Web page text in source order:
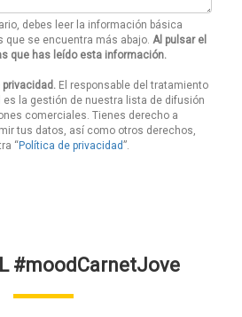
debes leer la información básica
que se encuentra más abajo. Al pulsar el
que has leído esta información.
El responsable del tratamiento
es la gestión de nuestra lista de difusión
comerciales. Tienes derecho a
tus datos, así como otros derechos,
“Política de privacidad”.
#moodCarnetJove